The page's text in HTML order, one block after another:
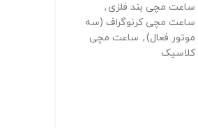
ساعت مچی بند فلزی ,
ساعت مچی کرنوگراف (سه
موتور فعال), ساعت مچی
کلاسیک